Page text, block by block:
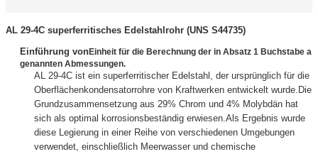
AL 29-4C superferritisches Edelstahlrohr (UNS S44735)
Einführung vonEinheit für die Berechnung der in Absatz 1 Buchstabe a
genannten Abmessungen.
AL 29-4C ist ein superferritischer Edelstahl, der ursprünglich für die
Oberflächenkondensatorrohre von Kraftwerken entwickelt wurde.Die
Grundzusammensetzung aus 29% Chrom und 4% Molybdän hat
sich als optimal korrosionsbeständig erwiesen.Als Ergebnis wurde
diese Legierung in einer Reihe von verschiedenen Umgebungen
verwendet, einschließlich Meerwasser und chemische